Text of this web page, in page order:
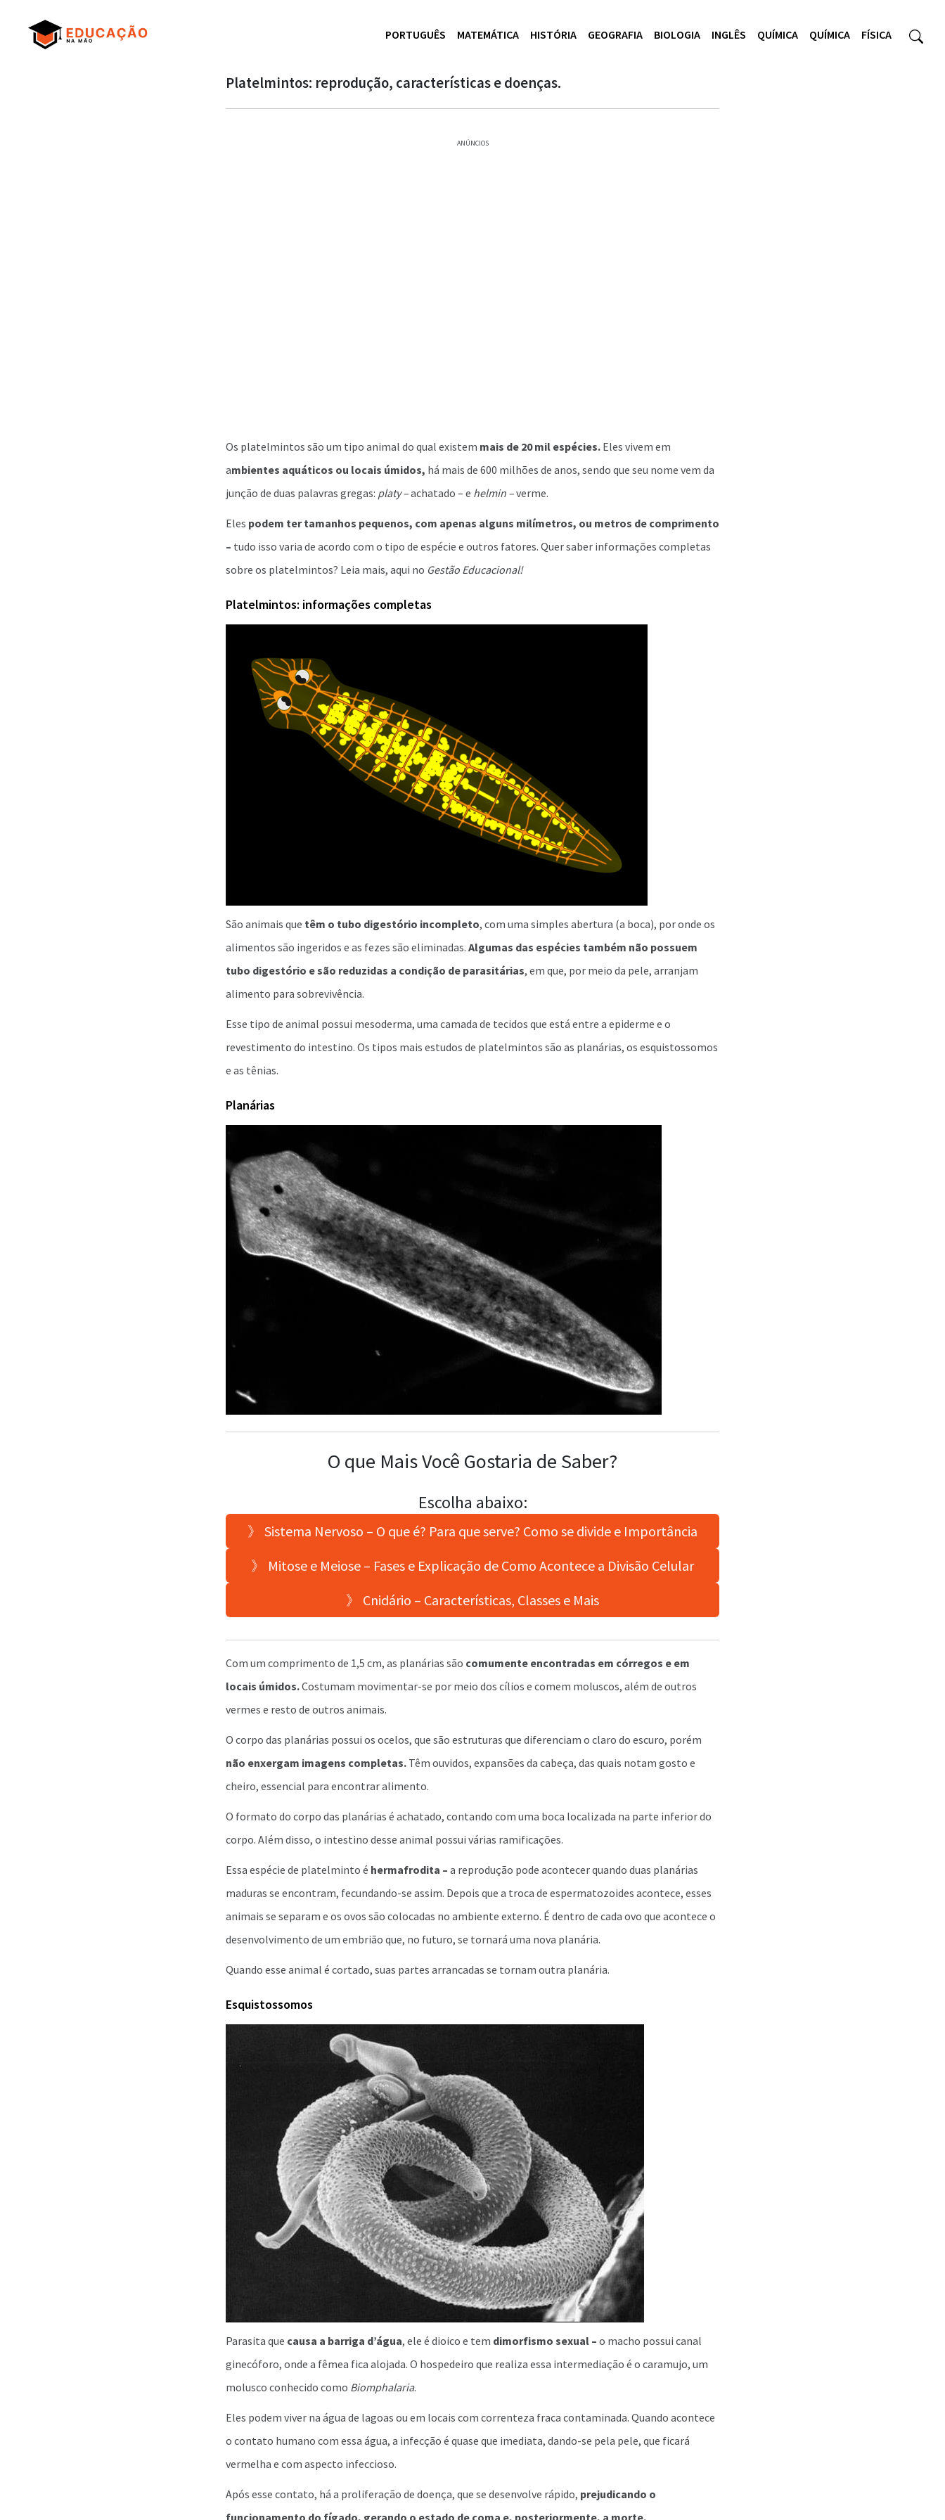
PORTUGUÊS MATEMÁTICA HISTÓRIA GEOGRAFIA BIOLOGIA INGLÊS QUÍMICA QUÍMICA FÍSICA
Platelmintos: reprodução, características e doenças.
ANÚNCIOS
Os platelmintos são um tipo animal do qual existem mais de 20 mil espécies. Eles vivem em
ambientes aquáticos ou locais úmidos, há mais de 600 milhões de anos, sendo que seu nome vem da
junção de duas palavras gregas: platy –achatado – e helmin –verme.
Eles podem ter tamanhos pequenos, com apenas alguns milímetros, ou metros de comprimento
– tudo isso varia de acordo com o tipo de espécie e outros fatores. Quer saber informações completas
sobre os platelmintos? Leia mais, aqui no Gestão Educacional!
Platelmintos: informações completas
São animais que têm o tubo digestório incompleto, com uma simples abertura (a boca), por onde os
alimentos são ingeridos e as fezes são eliminadas. Algumas das espécies também não possuem
tubo digestório e são reduzidas a condição de parasitárias, em que, por meio da pele, arranjam
alimento para sobrevivência.
Esse tipo de animal possui mesoderma, uma camada de tecidos que está entre a epiderme e o
revestimento do intestino. Os tipos mais estudos de platelmintos são as planárias, os esquistossomos
e as tênias.
Planárias
O que Mais Você Gostaria de Saber?
Escolha abaixo:
》 Sistema Nervoso – O que é? Para que serve? Como se divide e Importância
》 Mitose e Meiose – Fases e Explicação de Como Acontece a Divisão Celular
》 Cnidário – Características, Classes e Mais
Com um comprimento de 1,5 cm, as planárias são comumente encontradas em córregos e em
locais úmidos.Costumam movimentar-se por meio dos cílios e comem moluscos, além de outros
vermes e resto de outros animais.
O corpo das planárias possui os ocelos, que são estruturas que diferenciam o claro do escuro, porém
não enxergam imagens completas. Têm ouvidos, expansões da cabeça, das quais notam gosto e
cheiro, essencial para encontrar alimento.
O formato do corpo das planárias é achatado, contando com uma boca localizada na parte inferior do
corpo. Além disso, o intestino desse animal possui várias ramificações.
Essa espécie de platelminto é hermafrodita – a reprodução pode acontecer quando duas planárias
maduras se encontram, fecundando-se assim. Depois que a troca de espermatozoides acontece, esses
animais se separam e os ovos são colocadas no ambiente externo. É dentro de cada ovo que acontece o
desenvolvimento de um embrião que, no futuro, se tornará uma nova planária.
Quando esse animal é cortado, suas partes arrancadas se tornam outra planária.
Esquistossomos
Parasita que causa a barriga d’água, ele é dioico e tem dimorfismo sexual – o macho possui canal
ginecóforo, onde a fêmea fica alojada. O hospedeiro que realiza essa intermediação é o caramujo, um
molusco conhecido como Biomphalaria.
Eles podem viver na água de lagoas ou em locais com correnteza fraca contaminada. Quando acontece
o contato humano com essa água, a infecção é quase que imediata, dando-se pela pele, que ficará
vermelha e com aspecto infeccioso.
Após esse contato, há a proliferação de doença, que se desenvolve rápido, prejudicando o
funcionamento do fígado, gerando o estado de coma e, posteriormente, a morte.